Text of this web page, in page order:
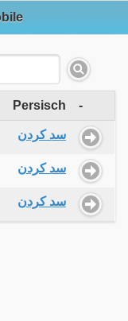
Persisch -
سد کردن
سد کردن
سد کردن